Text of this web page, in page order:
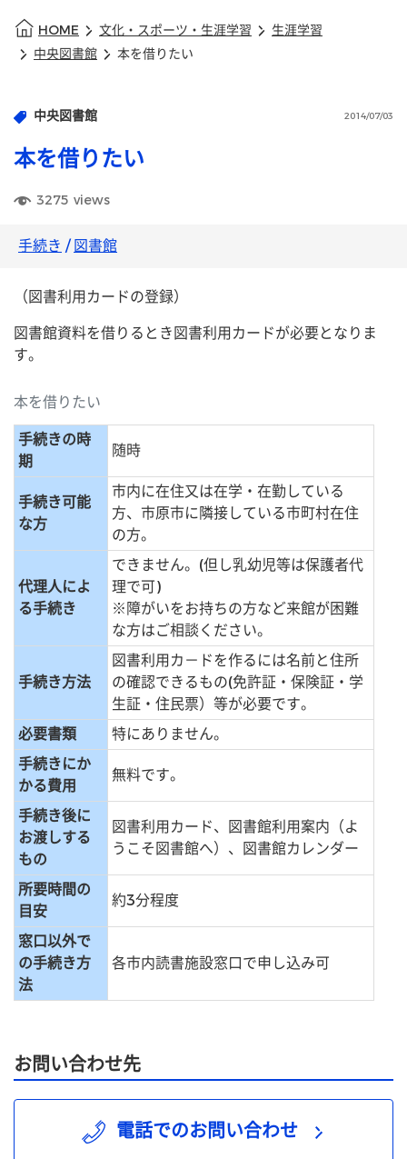
HOME 文化・スポーツ・生涯学習
生涯学習
中央図書館
本を借りたい
中央図書館 2014/07/03
本を借りたい
3275 views
手続き /図書館
（図書利用カードの登録）
図書館資料を借りるとき図書利用カードが必要となりま
す。
本を借りたい
手続きの時
期
随時
手続き可能
な方
市内に在住又は在学・在勤している
方、市原市に隣接している市町村在住
の方。
代理人によ
る手続き
できません。(但し乳幼児等は保護者代
理で可)
※障がいをお持ちの方など来館が困難
な方はご相談ください。
手続き方法
図書利用カ－ドを作るには名前と住所
の確認できるもの(免許証・保険証・学
生証・住民票）等が必要です。
必要書類
特にありません。
手続きにか
かる費用
無料です。
手続き後に
お渡しする
もの
図書利用カード、図書館利用案内（よ
うこそ図書館へ）、図書館カレンダー
所要時間の
目安
約3分程度
窓口以外で
の手続き方
法
各市内読書施設窓口で申し込み可
お問い合わせ先
電話でのお問い合わせ